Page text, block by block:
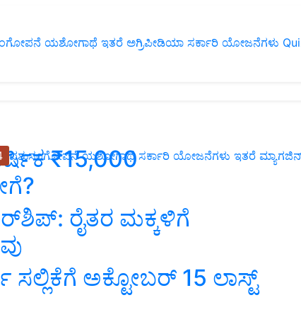
ಯಶೋಗಾಥೆ ಇತರೆ ಅಗ್ರಿಪೀಡಿಯಾ ಸರ್ಕಾರಿ ಯೋಜನೆಗಳು
ಪಶುಸಂಗೋಪನೆ ಯಶೋಗಾಥೆ ಸರ್ಕಾರಿ ಯೋಜನೆಗಳು ಇತರೆ
₹15,000
ರೈತರ ಮಕ್ಕಳಿಗೆ
ಸಲ್ಲಿಕೆಗೆ ಅಕ್ಟೋಬರ್‌ 15 ಲಾಸ್ಟ್‌